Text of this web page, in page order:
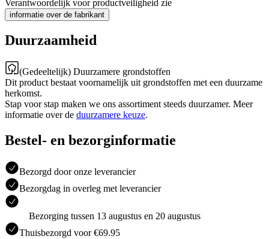
Verantwoordelijk voor productveiligheid zie
informatie over de fabrikant
Duurzaamheid
(Gedeeltelijk) Duurzamere grondstoffen
Dit product bestaat voornamelijk uit grondstoffen met een duurzame
herkomst.
Stap voor stap maken we ons assortiment steeds duurzamer. Meer
informatie over de duurzamere keuze.
Bestel- en bezorginformatie
Bezorgd door onze leverancier
Bezorgdag in overleg met leverancier
Bezorging tussen 13 augustus en 20 augustus
Thuisbezorgd voor €69.95